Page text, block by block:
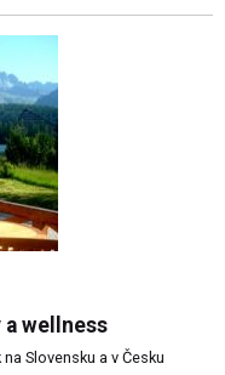
wellness
Slovensku a v Česku